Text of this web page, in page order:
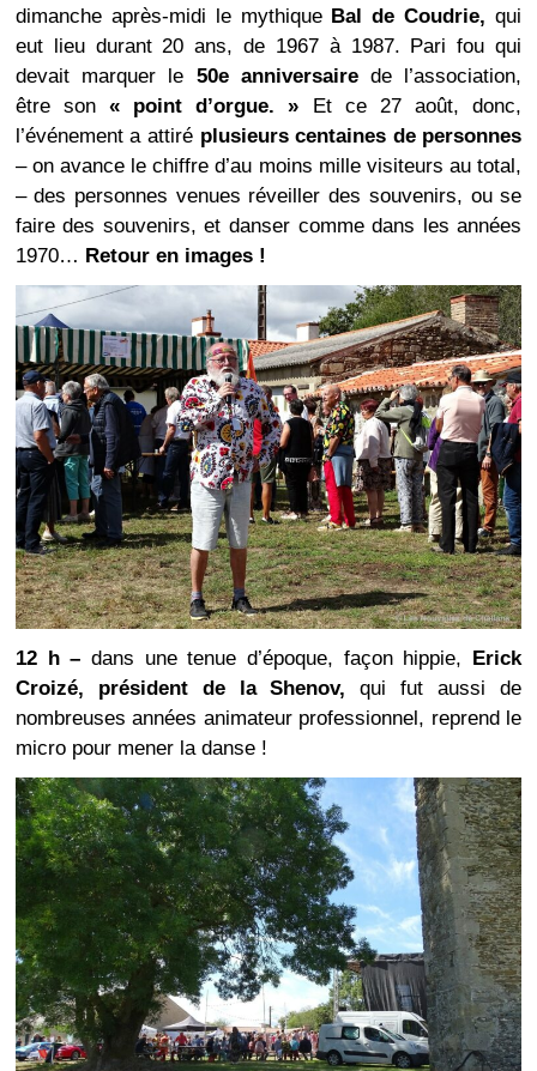
dimanche après-midi le mythique Bal de Coudrie, qui
eut lieu durant 20 ans, de 1967 à 1987. Pari fou qui
devait marquer le 50e anniversairede l’association,
être son« point d’orgue. » Et ce 27 août, donc,
l’événement a attiré plusieurs centaines de personnes
– on avance le chiffre d’au moins mille visiteurs au total,
– des personnes venues réveiller des souvenirs, ou se
faire des souvenirs, et danser comme dans les années
1970… Retour en images !
12 h – dans une tenue d’époque, façon hippie, Erick
Croizé, président de la Shenov, qui fut aussi de
nombreuses années animateur professionnel, reprend le
micro pour mener la danse !